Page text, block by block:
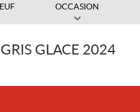
OCCASION
GLACE 2024